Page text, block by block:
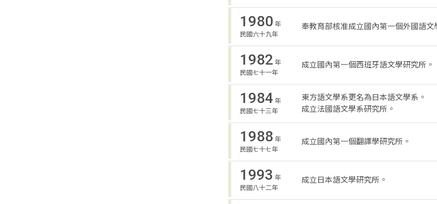
1980 年
民國六十九年
奉教育部核准成立國內第一個外國語文
1982 年
民國七十一年
成立國內第一個西班牙語文學研究所。
1984 年
民國七十三年
東方語文學系更名為日本語文學系。
成立法國語文學系研究所。
1988 年
民國七十七年
成立國內第一個翻譯學研究所。
1993 年
民國八十二年
成立日本語文學研究所。